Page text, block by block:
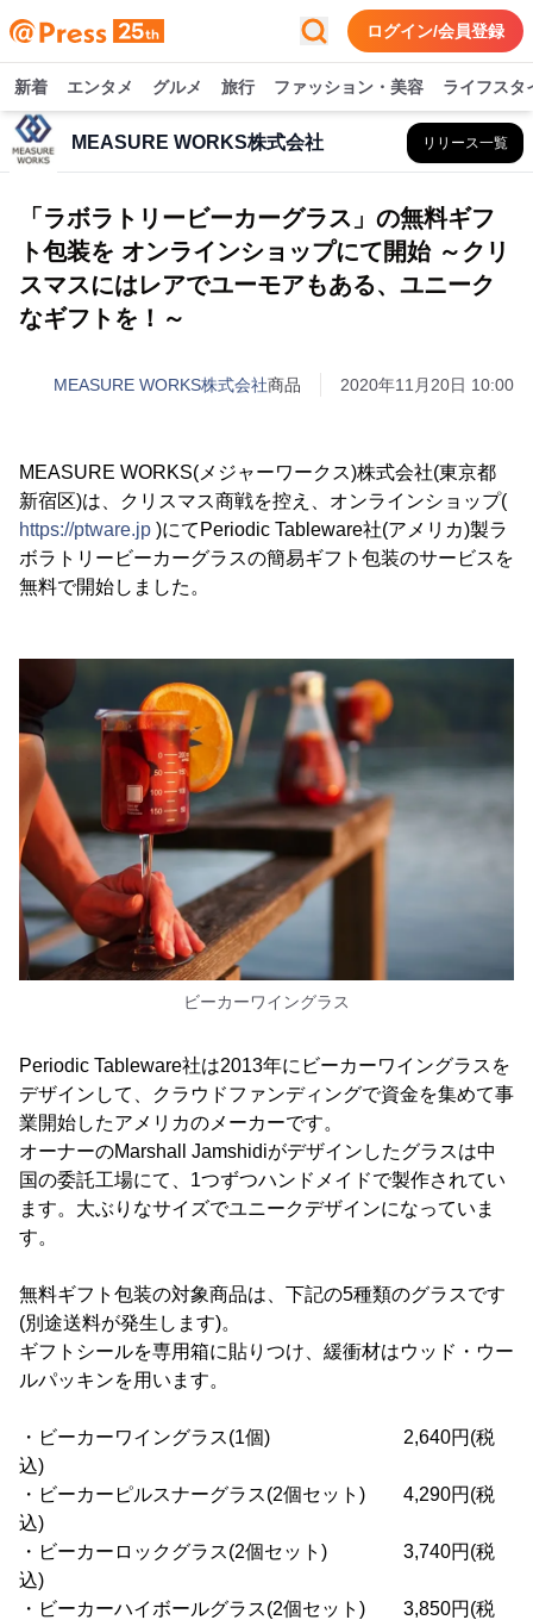
ログイン/会員登録
新着 エンタメ グルメ 旅行 ファッション・美容 ライフスタ
MEASURE WORKS株式会社 リリース一覧
「ラボラトリービーカーグラス」の無料ギフ
ト包装を オンラインショップにて開始 ～クリ
スマスにはレアでユーモアもある、ユニーク
なギフトを！～
MEASURE WORKS株式会社商品 2020年11月20日 10:00
MEASURE WORKS(メジャーワークス)株式会社(東京都
新宿区)は、クリスマス商戦を控え、オンラインショップ(
https://ptware.jp )にてPeriodic Tableware社(アメリカ)製ラ
ボラトリービーカーグラスの簡易ギフト包装のサービスを
無料で開始しました。
ビーカーワイングラス
Periodic Tableware社は2013年にビーカーワイングラスを
デザインして、クラウドファンディングで資金を集めて事
業開始したアメリカのメーカーです。
オーナーのMarshall Jamshidiがデザインしたグラスは中
国の委託工場にて、1つずつハンドメイドで製作されてい
ます。大ぶりなサイズでユニークデザインになっていま
す。
無料ギフト包装の対象商品は、下記の5種類のグラスです
(別途送料が発生します)。
ギフトシールを専用箱に貼りつけ、緩衝材はウッド・ウー
ルパッキンを用います。
・ビーカーワイングラス(1個) 2,640円(税
込)
・ビーカーピルスナーグラス(2個セット) 4,290円(税
込)
・ビーカーロックグラス(2個セット) 3,740円(税
込)
・ビーカーハイボールグラス(2個セット) 3,850円(税